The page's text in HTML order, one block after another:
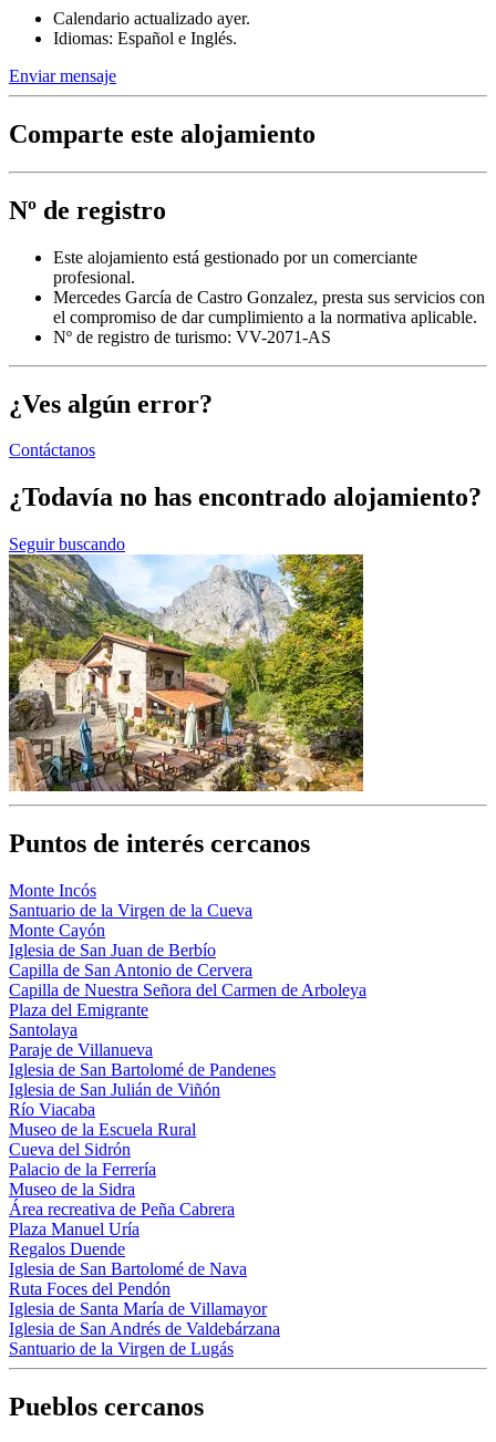
Calendario actualizado ayer.
Idiomas: Español e Inglés.
Enviar mensaje
Comparte este alojamiento
Nº de registro
Este alojamiento está gestionado por un comerciante
profesional.
Mercedes García de Castro Gonzalez, presta sus servicios con
el compromiso de dar cumplimiento a la normativa aplicable.
Nº de registro de turismo: VV-2071-AS
¿Ves algún error?
Contáctanos
¿Todavía no has encontrado alojamiento?
Seguir buscando
Puntos de interés cercanos
Monte Incós
Santuario de la Virgen de la Cueva
Monte Cayón
Iglesia de San Juan de Berbío
Capilla de San Antonio de Cervera
Capilla de Nuestra Señora del Carmen de Arboleya
Plaza del Emigrante
Santolaya
Paraje de Villanueva
Iglesia de San Bartolomé de Pandenes
Iglesia de San Julián de Viñón
Río Viacaba
Museo de la Escuela Rural
Cueva del Sidrón
Palacio de la Ferrería
Museo de la Sidra
Área recreativa de Peña Cabrera
Plaza Manuel Uría
Regalos Duende
Iglesia de San Bartolomé de Nava
Ruta Foces del Pendón
Iglesia de Santa María de Villamayor
Iglesia de San Andrés de Valdebárzana
Santuario de la Virgen de Lugás
Pueblos cercanos